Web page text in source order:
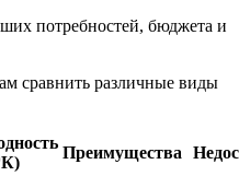
потребностей, бюджета и
сравнить различные виды
Преимущества